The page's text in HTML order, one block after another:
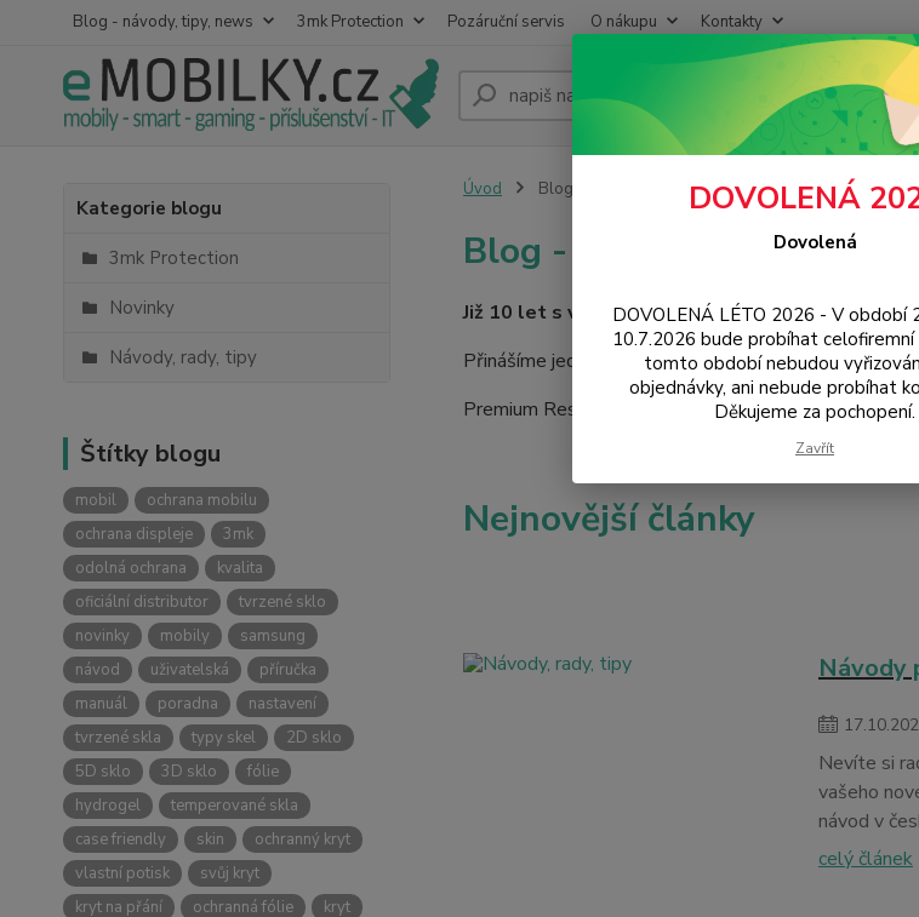
Blog - návody, tipy, news 3mk Protection Pozáruční servis O nákupu Kontakty
Hledat
Kategorie blogu
3mk Protection
Novinky
Návody, rady, tipy
Štítky blogu
mobil
ochrana mobilu
ochrana displeje
3mk
odolná ochrana
kvalita
oficiální distributor
tvrzené sklo
novinky
mobily
samsung
návod
uživatelská
příručka
manuál
poradna
nastavení
tvrzené skla
typy skel
2D sklo
5D sklo
3D sklo
fólie
hydrogel
temperované skla
case friendly
skin
ochranný kryt
vlastní potisk
svůj kryt
kryt na přání
ochranná fólie
kryt
Úvod Blog - návody, tipy, news
Blog - návody, tipy, news
Již 10 let s vámi, specialisté na mobily, chytrou
Přinášíme jednu novinku za druhou. Návody a tipy k
Premium Reseller a distributor 3mk Protection pro
Nejnovější články
Návody
17.10.
Nevíte si
vašeho
návod v
celý článek
DOVOLENÁ
Dovolená
DOVOLENÁ LÉTO 2026 - V období
10.7.2026 bude probíhat
tomto období nebudou
objednávky, ani nebude probíhat
Děkujeme za pochopení.
Zavřít